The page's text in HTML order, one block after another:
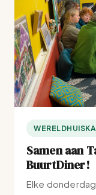
Samen aan
BuurtDiner!
Elke